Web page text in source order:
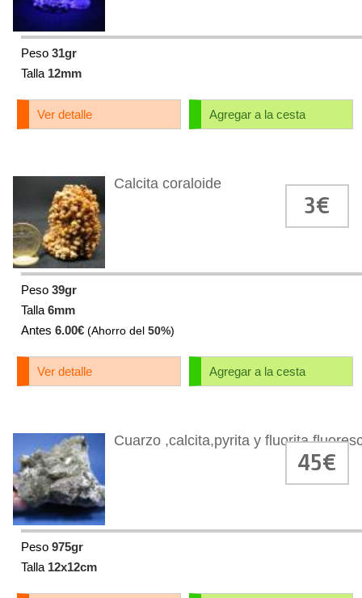
Peso 31gr
Talla 12mm
Agregar a la cesta
Ver detalle
Calcita coraloide
3€
Peso 39gr
Talla 6mm
Antes 6.00€ (Ahorro del 50%)
Agregar a la cesta
Ver detalle
Cuarzo ,calcita,pyrita y fluorita
45€
Peso 975gr
Talla 12x12cm